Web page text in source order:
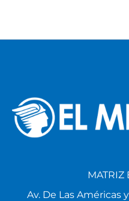
MATRIZ
Av. De Las Américas